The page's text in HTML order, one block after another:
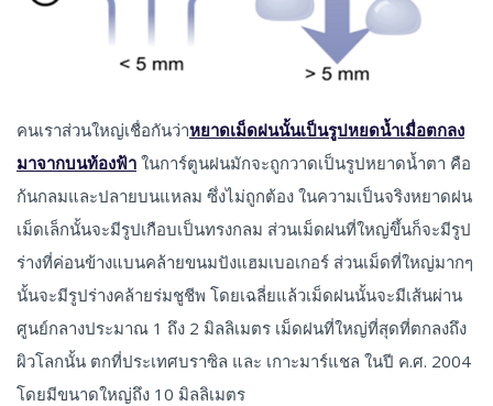
คนเราส่วนใหญ่เชื่อกันว่าหยาดเม็ดฝนนั้นเป็นรูปหยดน้ำเมื่อตกลง
มาจากบนท้องฟ้า ในการ์ตูนฝนมักจะถูกวาดเป็นรูปหยาดน้ำตา คือ
ก้นกลมและปลายบนแหลม ซึ่งไม่ถูกต้อง ในความเป็นจริงหยาดฝน
เม็ดเล็กนั้นจะมีรูปเกือบเป็นทรงกลม ส่วนเม็ดฝนที่ใหญ่ขึ้นก็จะมีรูป
ร่างที่ค่อนข้างแบนคล้ายขนมปังแฮมเบอเกอร์ ส่วนเม็ดที่ใหญ่มากๆ
นั้นจะมีรูปร่างคล้ายร่มชูชีพ โดยเฉลี่ยแล้วเม็ดฝนนั้นจะมีเส้นผ่าน
ศูนย์กลางประมาณ 1 ถึง 2 มิลลิเมตร เม็ดฝนที่ใหญ่ที่สุดที่ตกลงถึง
ผิวโลกนั้น ตกที่ประเทศบราซิล และ เกาะมาร์แชล ในปี ค.ศ. 2004
โดยมีขนาดใหญ่ถึง 10 มิลลิเมตร